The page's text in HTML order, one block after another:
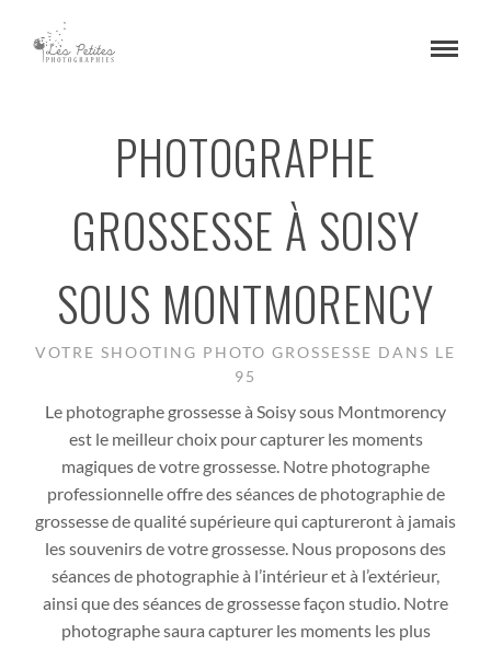
PHOTOGRAPHE
GROSSESSE À SOISY
SOUS MONTMORENCY
VOTRE SHOOTING PHOTO GROSSESSE DANS LE
95
Le photographe grossesse à Soisy sous Montmorency
est le meilleur choix pour capturer les moments
magiques de votre grossesse. Notre photographe
professionnelle offre des séances de photographie de
grossesse de qualité supérieure qui captureront à jamais
les souvenirs de votre grossesse. Nous proposons des
séances de photographie à l’intérieur et à l’extérieur,
ainsi que des séances de grossesse façon studio. Notre
photographe saura capturer les moments les plus